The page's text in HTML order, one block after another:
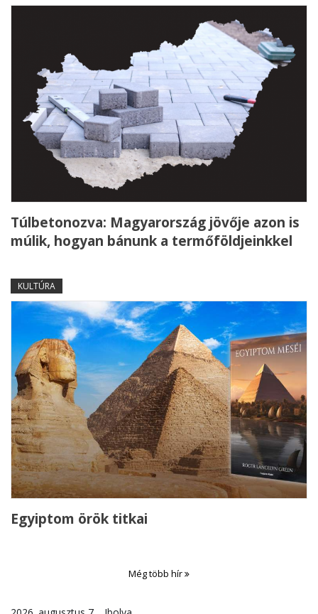
Túlbetonozva: Magyarország jövője azon is
múlik, hogyan bánunk a termőföldjeinkkel
KULTÚRA
Egyiptom örök titkai
Még több hír